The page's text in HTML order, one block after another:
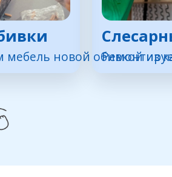
мебель новой обивкой из